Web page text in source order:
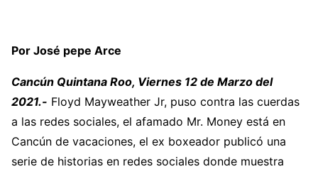
Por José pepe Arce
Cancún Quintana Roo, Viernes 12 de Marzo del
2021.- Floyd Mayweather Jr, puso contra las cuerdas
a las redes sociales, el afamado Mr. Money está en
Cancún de vacaciones, el ex boxeador publicó una
serie de historias en redes sociales donde muestra